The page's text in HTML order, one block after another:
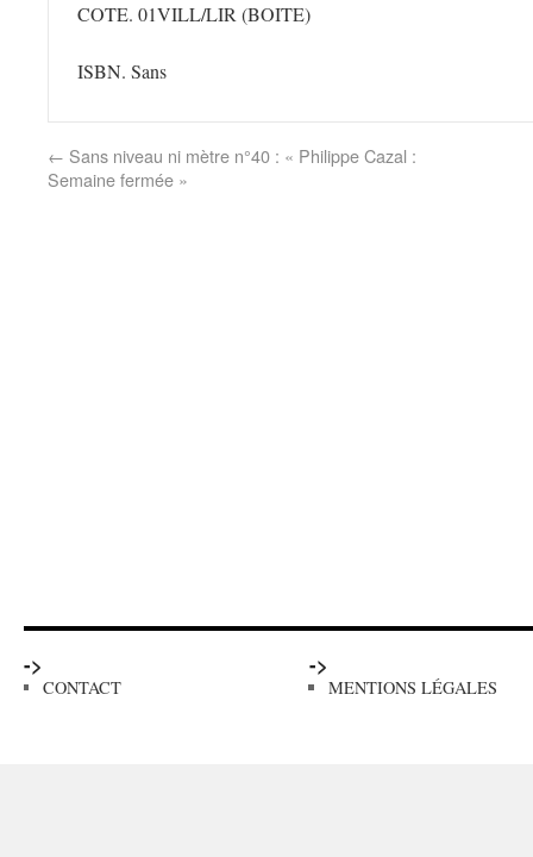
COTE. 01VILL/LIR (BOITE)
ISBN. Sans
← Sans niveau ni mètre n°40 : « Philippe Cazal :
Semaine fermée »
->
CONTACT
->
MENTIONS LÉGALES